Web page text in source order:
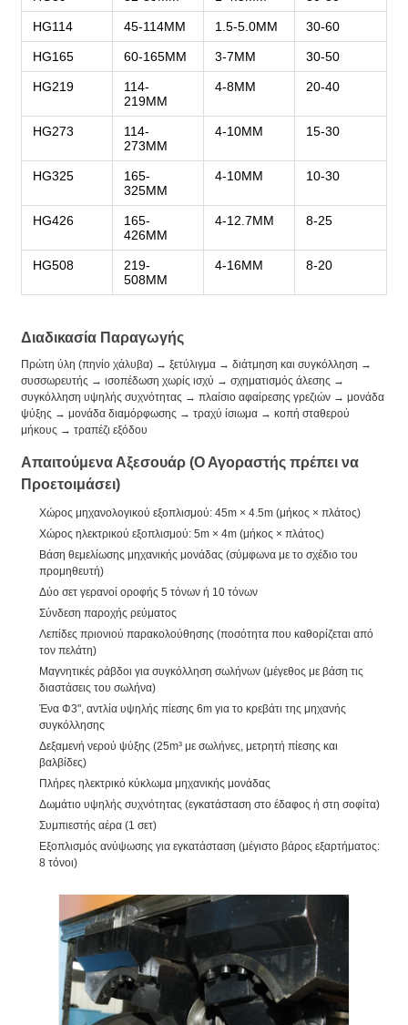
HG114 45-114MM 1.5-5.0MM 30-60
HG165 60-165MM 3-7MM 30-50
HG219
114-
219MM
4-8MM 20-40
HG273
114-
273MM
4-10MM 15-30
HG325
165-
325MM
4-10MM 10-30
HG426
165-
426MM
4-12.7MM 8-25
HG508
219-
508MM
4-16MM 8-20
Διαδικασία Παραγωγής
Πρώτη ύλη (πηνίο χάλυβα) → ξετύλιγμα → διάτμηση και συγκόλληση →
συσσωρευτής → ισοπέδωση χωρίς ισχύ → σχηματισμός άλεσης →
συγκόλληση υψηλής συχνότητας → πλαίσιο αφαίρεσης γρεζιών → μονάδα
ψύξης → μονάδα διαμόρφωσης → τραχύ ίσιωμα → κοπή σταθερού
μήκους → τραπέζι εξόδου
Απαιτούμενα Αξεσουάρ (Ο Αγοραστής πρέπει να
Προετοιμάσει)
Χώρος μηχανολογικού εξοπλισμού: 45m × 4.5m (μήκος × πλάτος)
Χώρος ηλεκτρικού εξοπλισμού: 5m × 4m (μήκος × πλάτος)
Βάση θεμελίωσης μηχανικής μονάδας (σύμφωνα με το σχέδιο του
προμηθευτή)
Δύο σετ γερανοί οροφής 5 τόνων ή 10 τόνων
Σύνδεση παροχής ρεύματος
Λεπίδες πριονιού παρακολούθησης (ποσότητα που καθορίζεται από
τον πελάτη)
Μαγνητικές ράβδοι για συγκόλληση σωλήνων (μέγεθος με βάση τις
διαστάσεις του σωλήνα)
Ένα Φ3", αντλία υψηλής πίεσης 6m για το κρεβάτι της μηχανής
συγκόλλησης
Δεξαμενή νερού ψύξης (25m³ με σωλήνες, μετρητή πίεσης και
βαλβίδες)
Πλήρες ηλεκτρικό κύκλωμα μηχανικής μονάδας
Δωμάτιο υψηλής συχνότητας (εγκατάσταση στο έδαφος ή στη σοφίτα)
Συμπιεστής αέρα (1 σετ)
Εξοπλισμός ανύψωσης για εγκατάσταση (μέγιστο βάρος εξαρτήματος:
8 τόνοι)